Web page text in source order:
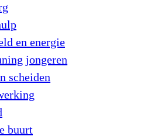
en energie
jongeren
scheiden
buurt